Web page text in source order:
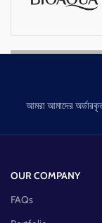
আমরা আমাদের
OUR COMPANY
FAQs